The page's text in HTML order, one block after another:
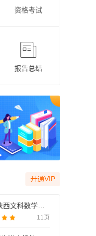
资格考试

报告总结
开通VIP
  11页